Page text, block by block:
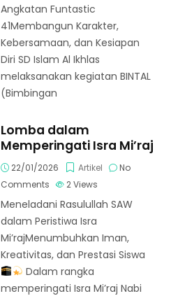
Angkatan Funtastic
41Membangun Karakter,
Kebersamaan, dan Kesiapan
Diri SD Islam Al Ikhlas
melaksanakan kegiatan BINTAL
(Bimbingan
Lomba dalam
Memperingati Isra Mi’raj
22/01/2026 Artikel
No
Comments
2Views
Meneladani Rasulullah SAW
dalam Peristiwa Isra
Mi’rajMenumbuhkan Iman,
Kreativitas, dan Prestasi Siswa
Dalam rangka
memperingati Isra Mi’raj Nabi